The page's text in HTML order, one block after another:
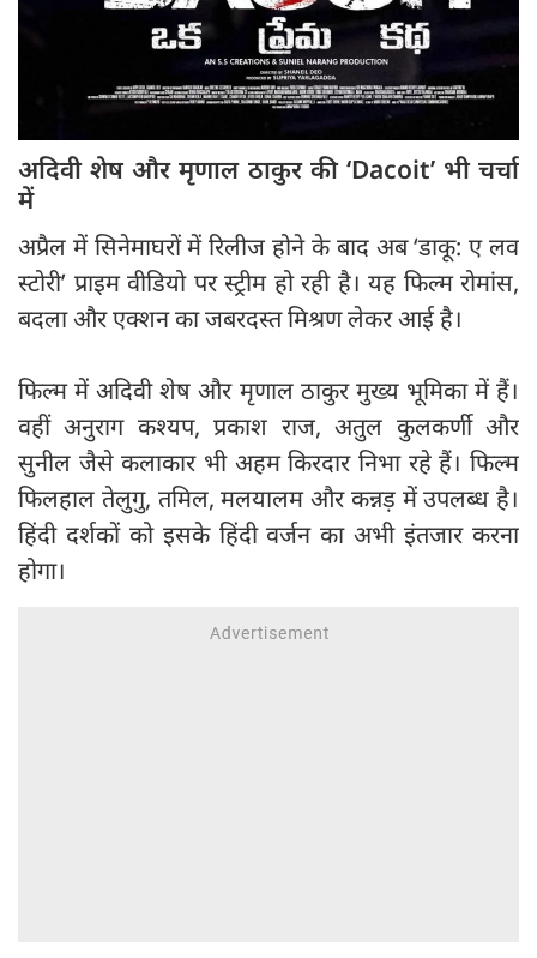
अदिवी शेष और मृणाल ठाकुर की ‘Dacoit’ भी चर्चा
में
अप्रैल में सिनेमाघरों में रिलीज होने के बाद अब ‘डाकू: ए लव
स्टोरी’ प्राइम वीडियो पर स्ट्रीम हो रही है। यह फिल्म रोमांस,
बदला और एक्शन का जबरदस्त मिश्रण लेकर आई है।
फिल्म में अदिवी शेष और मृणाल ठाकुर मुख्य भूमिका में हैं।
वहीं अनुराग कश्यप, प्रकाश राज, अतुल कुलकर्णी और
सुनील जैसे कलाकार भी अहम किरदार निभा रहे हैं। फिल्म
फिलहाल तेलुगु, तमिल, मलयालम और कन्नड़ में उपलब्ध है।
हिंदी दर्शकों को इसके हिंदी वर्जन का अभी इंतजार करना
होगा।